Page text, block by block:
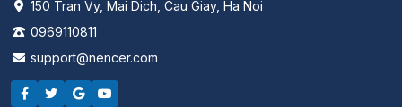
150 Tran Vy, Mai Dich, Cau Giay, Ha Noi
0969110811
support@nencer.com